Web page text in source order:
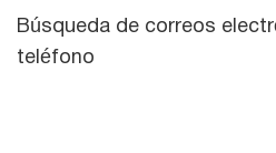
Testimonios
Búsqueda de correos
teléfono